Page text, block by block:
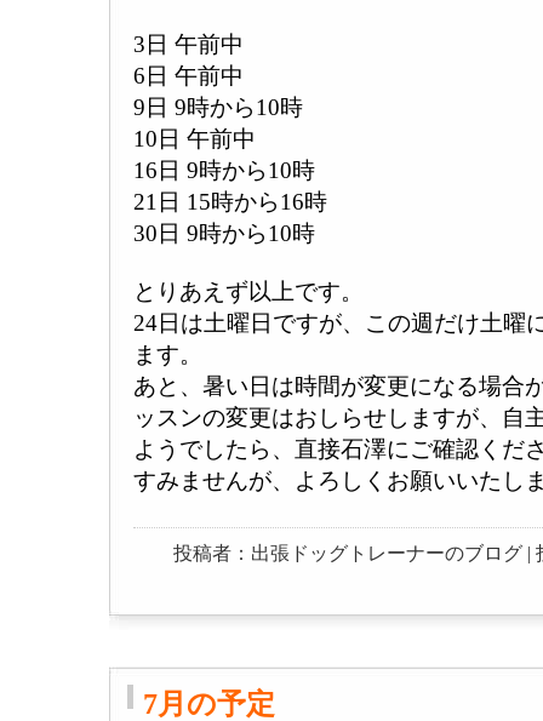
3日 午前中
6日 午前中
9日 9時から10時
10日 午前中
16日 9時から10時
21日 15時から16時
30日 9時から10時
とりあえず以上です。
24日は土曜日ですが、この週だけ土曜
ます。
あと、暑い日は時間が変更になる場合
ッスンの変更はおしらせしますが、自
ようでしたら、直接石澤にご確認くだ
すみませんが、よろしくお願いいたし
投稿者：出張ドッグトレーナーのブログ |
7月の予定